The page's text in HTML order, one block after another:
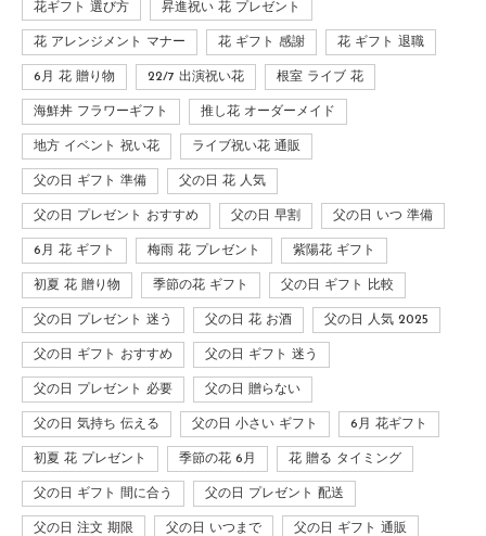
花ギフト 選び方 昇進祝い 花 プレゼント
花 アレンジメント マナー 花 ギフト 感謝 花 ギフト 退職
6月 花 贈り物 22/7 出演祝い花 根室 ライブ 花
海鮮丼 フラワーギフト 推し花 オーダーメイド
地方 イベント 祝い花 ライブ祝い花 通販
父の日 ギフト 準備 父の日 花 人気
父の日 プレゼント おすすめ 父の日 早割 父の日 いつ 準備
6月 花 ギフト 梅雨 花 プレゼント 紫陽花 ギフト
初夏 花 贈り物 季節の花 ギフト 父の日 ギフト 比較
父の日 プレゼント 迷う 父の日 花 お酒 父の日 人気 2025
父の日 ギフト おすすめ 父の日 ギフト 迷う
父の日 プレゼント 必要 父の日 贈らない
父の日 気持ち 伝える 父の日 小さい ギフト 6月 花ギフト
初夏 花 プレゼント 季節の花 6月 花 贈る タイミング
父の日 ギフト 間に合う 父の日 プレゼント 配送
父の日 注文 期限 父の日 いつまで 父の日 ギフト 通販